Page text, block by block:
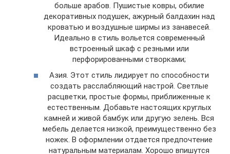
больше арабов. Пушистые ковры, обилие
декоративных подушек, ажурный балдахин над
кроватью и воздушные ширмы из занавесей.
Идеально в стиль вольется современный
встроенный шкаф с резными или
перфорированными створками;
Азия. Этот стиль лидирует по способности
создать расслабляющий настрой. Светлые
расцветки, простые формы, приближенные к
естественным. Добавьте настоящих круглых
камней и живой бамбук или другую зелень. Вся
мебель делается низкой, преимущественно без
ножек. В оформлении отдается предпочтение
натуральным материалам. Хорошо впишутся